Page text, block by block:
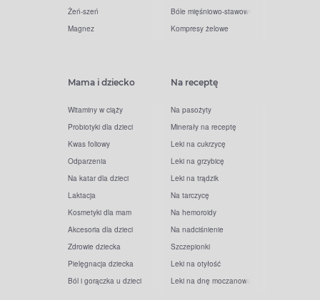
Żeń-szeń
Magnez
Bóle mięśniowo-stawowe
Kompresy żelowe
Mama i dziecko
Witaminy w ciąży
Probiotyki dla dzieci
Kwas foliowy
Odparzenia
Na katar dla dzieci
Laktacja
Kosmetyki dla mam
Akcesoria dla dzieci
Zdrowie dziecka
Pielęgnacja dziecka
Ból i gorączka u dzieci
Na receptę
Na pasożyty
Minerały na receptę
Leki na cukrzycę
Leki na grzybicę
Leki na trądzik
Na tarczycę
Na hemoroidy
Na nadciśnienie
Szczepionki
Leki na otyłość
Leki na dnę moczanową